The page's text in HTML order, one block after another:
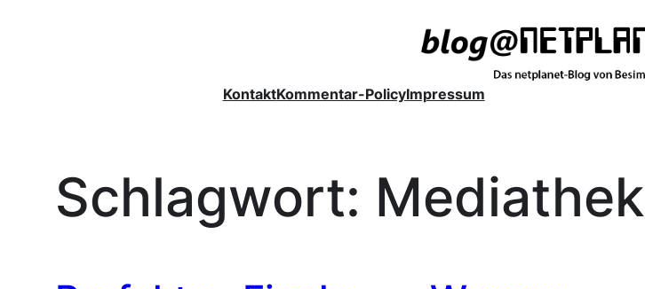
KontaktKommentar-PolicyImpressum
Schlagwort: Mediathek